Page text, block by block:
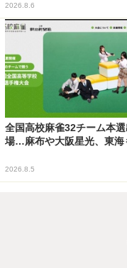
2026.8.6
全国高校麻雀32チーム本選
場…麻布や大阪星光、東海
2026.8.5